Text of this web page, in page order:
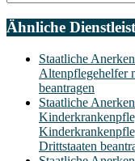
Ähnliche
Staatliche
Altenpflegehelfer
beantragen
Staatliche
Drittstaaten